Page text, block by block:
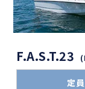
F.A.S.T.23
定員